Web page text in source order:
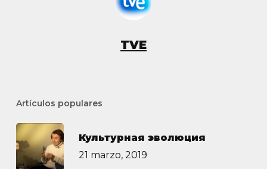
TVE
Artículos populares
Культурная эволюция
21 marzo, 2019